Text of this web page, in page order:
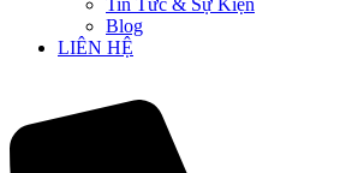
Blog
LIÊN HỆ